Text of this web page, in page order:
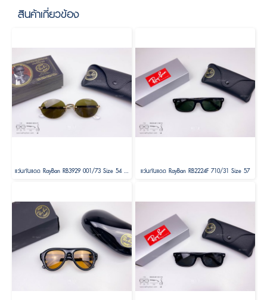
สินค้าเกี่ยวข้อง
แว่นกันแดด RayBan RB3929 001/73 Size 54 by A$AP ASAP Rocky แว่นกันแดด RayBan RB2224F 710/31 Size 57